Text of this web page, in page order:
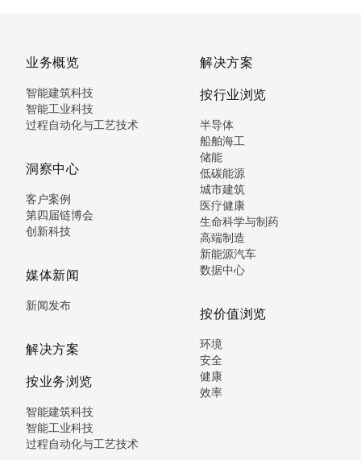
业务概览
智能建筑科技
智能工业科技
过程自动化与工艺技术
洞察中心
客户案例
第四届链博会
创新科技
媒体新闻
新闻发布
解决方案
按业务浏览
智能建筑科技
智能工业科技
过程自动化与工艺技术
解决方案
按行业浏览
半导体
船舶海工
储能
低碳能源
城市建筑
医疗健康
生命科学与制药
高端制造
新能源汽车
数据中心
按价值浏览
环境
安全
健康
效率